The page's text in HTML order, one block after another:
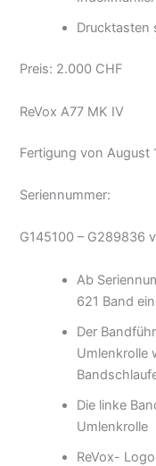
Drucktasten
Preis: 2.000 CHF
ReVox A77 MK IV
Fertigung von August
Seriennummer:
G145100 – G289836
Ab
621 Band
Der
Umlenkrolle
Die linke
Umlenkrolle
ReVox-